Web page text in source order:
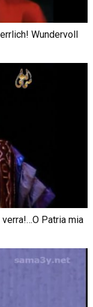
Wundervoll
Patria mia